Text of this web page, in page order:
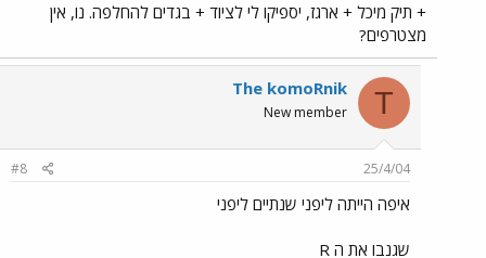
+ תיק מיכל + ארגז, יספיקו לי לציוד + בגדים להחלפה. נו, אין
מצטרפים?
T
The komoRnik
New member
25/4/04
#8
איפה הייתה ליפני שנתיים ליפני
שגנבו את ה R